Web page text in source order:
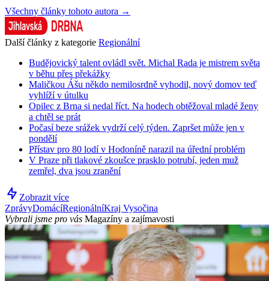
Všechny články tohoto autora →
Další články z kategorie Regionální
Budějovický talent ovládl svět. Michal Rada je mistrem světa
v běhu přes překážky
Maličkou Ášu někdo nemilosrdně vyhodil, nový domov teď
vyhlíží v útulku
Opilec z Brna si nedal říct. Na hodech obtěžoval mladé ženy
a chtěl se prát
Počasí beze srážek vydrží celý týden. Zapršet může jen v
pondělí
Přístav pro 80 lodí v Hodoníně narazil na úřední problém
V Praze při tlakové zkoušce prasklo potrubí, jeden muž
zemřel, dva jsou zranění
Zobrazit více
ZprávyDomácíRegionálníKraj Vysočina
Vybrali jsme pro vás Magazíny a zajímavosti